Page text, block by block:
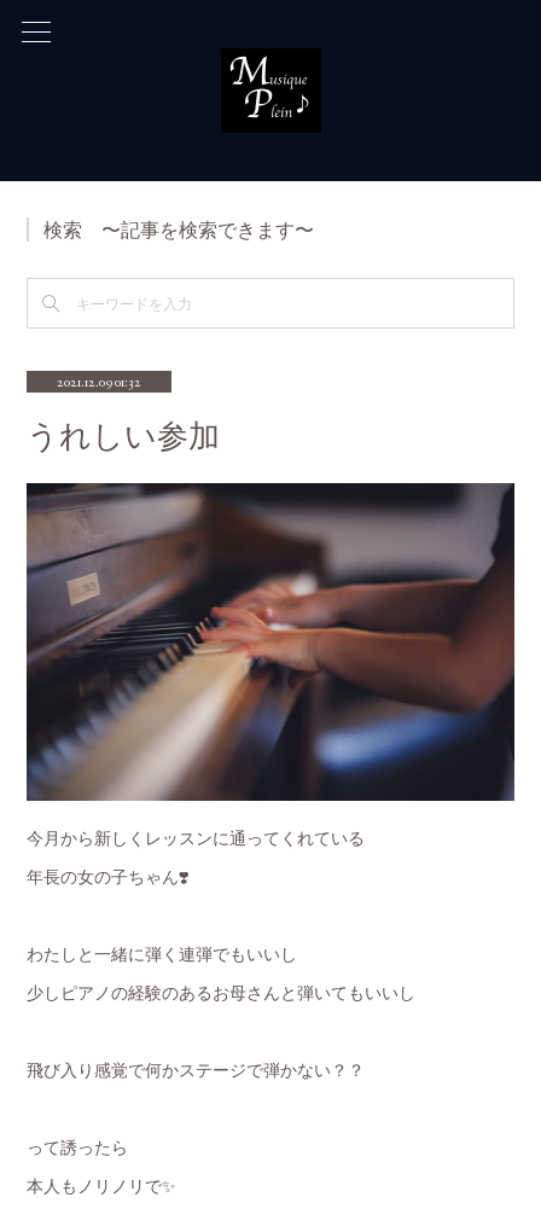
検索 〜記事を検索できます〜
2021.12.09 01:32
うれしい参加
今月から新しくレッスンに通ってくれている
年長の女の子ちゃん❣️
わたしと一緒に弾く連弾でもいいし
少しピアノの経験のあるお母さんと弾いてもいいし
飛び入り感覚で何かステージで弾かない？？
って誘ったら
本人もノリノリで✨